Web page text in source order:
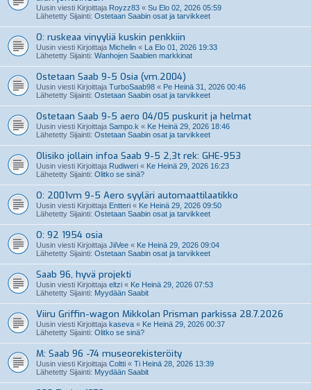
Uusin viesti Kirjoittaja Royzz83 « Su Elo 02, 2026 05:59
Lähetetty Sijainti: Ostetaan Saabin osat ja tarvikkeet
O: ruskeaa vinyyliä kuskin penkkiin
Uusin viesti Kirjoittaja Michelin « La Elo 01, 2026 19:33
Lähetetty Sijainti: Wanhojen Saabien markkinat
Ostetaan Saab 9-5 Osia (vm.2004)
Uusin viesti Kirjoittaja TurboSaab98 « Pe Heinä 31, 2026 00:46
Lähetetty Sijainti: Ostetaan Saabin osat ja tarvikkeet
Ostetaan Saab 9-5 aero 04/05 puskurit ja helmat
Uusin viesti Kirjoittaja Sampo.k « Ke Heinä 29, 2026 18:46
Lähetetty Sijainti: Ostetaan Saabin osat ja tarvikkeet
Olisiko jollain infoa Saab 9-5 2,3t rek: GHE-953
Uusin viesti Kirjoittaja Rudiweri « Ke Heinä 29, 2026 16:23
Lähetetty Sijainti: Olitko se sinä?
O: 2001vm 9-5 Aero syyläri automaattilaatikko
Uusin viesti Kirjoittaja Entteri « Ke Heinä 29, 2026 09:50
Lähetetty Sijainti: Ostetaan Saabin osat ja tarvikkeet
O: 92 1954 osia
Uusin viesti Kirjoittaja JiiVee « Ke Heinä 29, 2026 09:04
Lähetetty Sijainti: Ostetaan Saabin osat ja tarvikkeet
Saab 96, hyvä projekti
Uusin viesti Kirjoittaja eltzi « Ke Heinä 29, 2026 07:53
Lähetetty Sijainti: Myydään Saabit
Viiru Griffin-wagon Mikkolan Prisman parkissa 28.7.2026
Uusin viesti Kirjoittaja kaseva « Ke Heinä 29, 2026 00:37
Lähetetty Sijainti: Olitko se sinä?
M: Saab 96 -74 museorekisteröity
Uusin viesti Kirjoittaja Coltti « Ti Heinä 28, 2026 13:39
Lähetetty Sijainti: Myydään Saabit